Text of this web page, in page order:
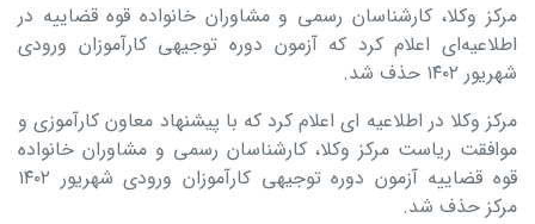
مرکز وکلا، کارشناسان رسمی و مشاوران خانواده قوه قضاییه در
اطلاعیه‌ای اعلام کرد که آزمون دوره توجیهی کارآموزان ورودی
شهریور ۱۴۰۲ حذف شد.
مرکز وکلا در اطلاعیه ای اعلام کرد که با پیشنهاد معاون کارآموزی و
موافقت ریاست مرکز وکلا، کارشناسان رسمی و مشاوران خانواده
قوه قضاییه آزمون دوره توجیهی کارآموزان ورودی شهریور ۱۴۰۲
مرکز حذف شد.